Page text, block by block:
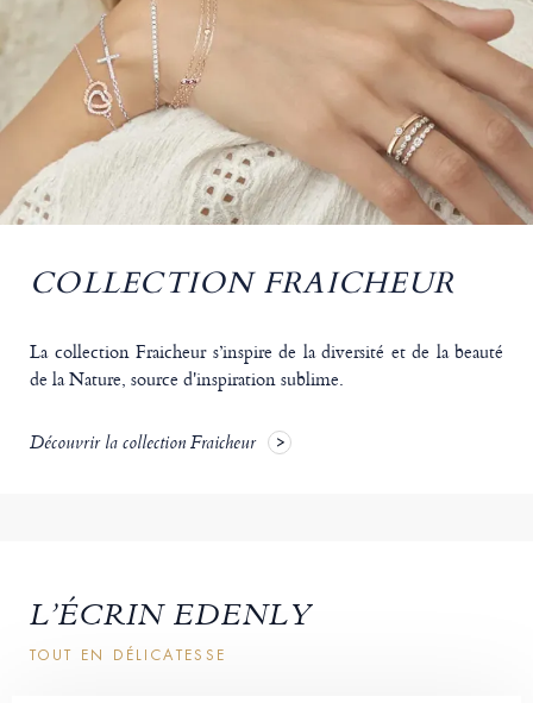
COLLECTION FRAICHEUR
La collection Fraicheur s’inspire de la diversité et de la beauté
de la Nature, source d'inspiration sublime.
Découvrir la collection Fraicheur
L’ÉCRIN EDENLY
TOUT EN DÉLICATESSE